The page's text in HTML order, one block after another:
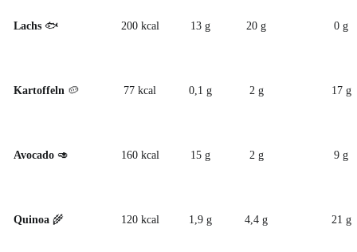
Lachs 🐟 200 kcal 13 g 20 g 0 g
Kartoffeln 🥔 77 kcal 0,1 g 2 g 17 g
Avocado 🥑 160 kcal 15 g 2 g 9 g
Quinoa 🌾 120 kcal 1,9 g 4,4 g 21 g